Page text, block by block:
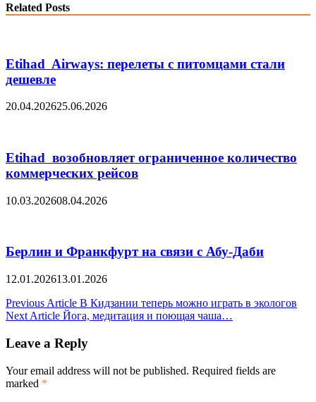
Related Posts
Etihad Airways: перелеты с питомцами стали
дешевле
20.04.202625.06.2026
Etihad возобновляет ограниченное количество
коммерческих рейсов
10.03.202608.04.2026
Берлин и Франкфурт на связи с Абу-Даби
12.01.202613.01.2026
Post
navigation
Previous Article В Кидзании теперь можно играть в экологов
Next Article Йога, медитация и поющая чаша…
Leave a Reply
Your email address will not be published. Required fields are
marked *